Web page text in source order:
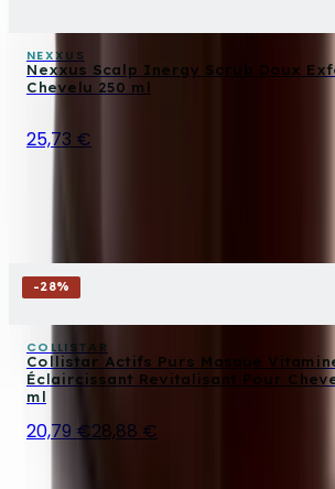
NEXXUS
Nexxus Scalp Inergy Scrub Doux
Chevelu 250 ml
25,73 €
-28%
COLLISTAR
Collistar Actifs Purs Masque
Éclaircissant Revitalisant Pour
ml
20,79 €28,88 €